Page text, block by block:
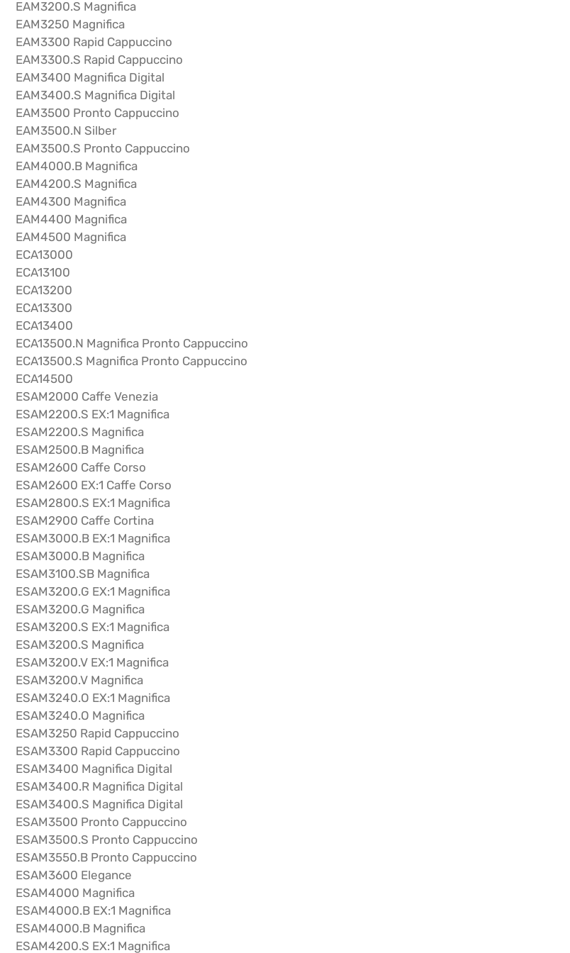
EAM3200.S Magnifica
EAM3250 Magnifica
EAM3300 Rapid Cappuccino
EAM3300.S Rapid Cappuccino
EAM3400 Magnifica Digital
EAM3400.S Magnifica Digital
EAM3500 Pronto Cappuccino
EAM3500.N Silber
EAM3500.S Pronto Cappuccino
EAM4000.B Magnifica
EAM4200.S Magnifica
EAM4300 Magnifica
EAM4400 Magnifica
EAM4500 Magnifica
ECA13000
ECA13100
ECA13200
ECA13300
ECA13400
ECA13500.N Magnifica Pronto Cappuccino
ECA13500.S Magnifica Pronto Cappuccino
ECA14500
ESAM2000 Caffe Venezia
ESAM2200.S EX:1 Magnifica
ESAM2200.S Magnifica
ESAM2500.B Magnifica
ESAM2600 Caffe Corso
ESAM2600 EX:1 Caffe Corso
ESAM2800.S EX:1 Magnifica
ESAM2900 Caffe Cortina
ESAM3000.B EX:1 Magnifica
ESAM3000.B Magnifica
ESAM3100.SB Magnifica
ESAM3200.G EX:1 Magnifica
ESAM3200.G Magnifica
ESAM3200.S EX:1 Magnifica
ESAM3200.S Magnifica
ESAM3200.V EX:1 Magnifica
ESAM3200.V Magnifica
ESAM3240.O EX:1 Magnifica
ESAM3240.O Magnifica
ESAM3250 Rapid Cappuccino
ESAM3300 Rapid Cappuccino
ESAM3400 Magnifica Digital
ESAM3400.R Magnifica Digital
ESAM3400.S Magnifica Digital
ESAM3500 Pronto Cappuccino
ESAM3500.S Pronto Cappuccino
ESAM3550.B Pronto Cappuccino
ESAM3600 Elegance
ESAM4000 Magnifica
ESAM4000.B EX:1 Magnifica
ESAM4000.B Magnifica
ESAM4200.S EX:1 Magnifica